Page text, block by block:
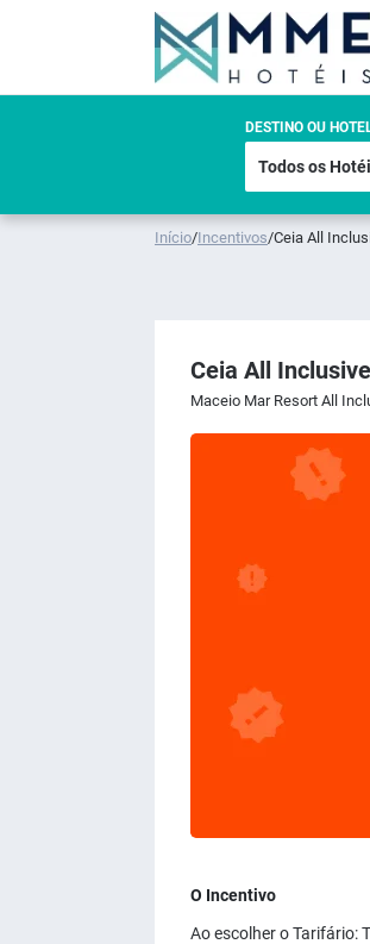
DESTINO OU
Início/Incentivos/Ceia All
Ceia All
Maceio Mar Resort All
O Incentivo
Ao escolher o Tarifário: